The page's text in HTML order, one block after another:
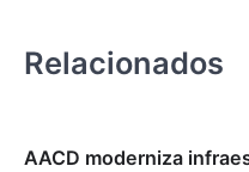
Relacionados
AACD moderniza